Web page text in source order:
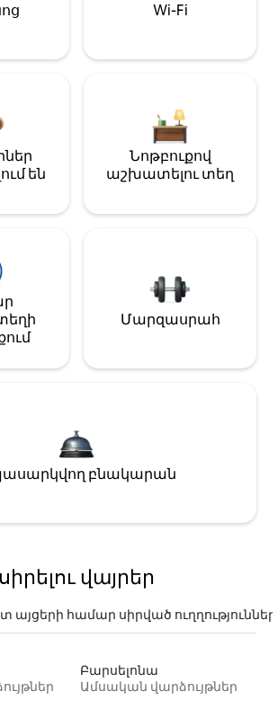
Wi-Fi
են
Նոթբուքով
աշխատելու տեղ
Մարզասրահ
բնակարան
վայրեր
համար սիրված ուղղություններ
Բարսելոնա
Ամսական վարձույթներ